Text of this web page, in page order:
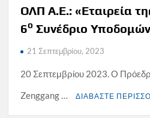
ΟΛΠ Α.Ε.: «Εταιρεία
6ο Συνέδριο
21 Σεπτεμβρίου, 2023
20 Σεπτεμβρίου 2023. Ο
Zenggang …
ΔΙΑΒΑΣΤΕ